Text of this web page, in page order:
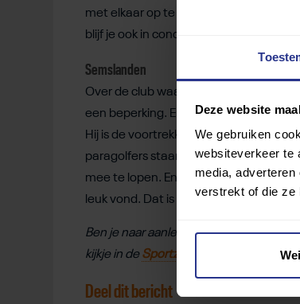
Deze website
We gebruiken
websiteverkeer te
media,
verstrekt of die ze
met elkaar op te lopen en te kletsen.
blijf je ook in conditie.”
Semslanden
Over de club waar hij speelt, is Rikus
een beperking. Er is ooit een lid
Hij is de voortrekker geworden van
paragolfers staan. En we hebben
mee te lopen. En wat ik leuk vond, in
leuk vond. Dat is toch mooi?”
Ben je naar aanleiding van dit verhaal
kijkje in de Sportzoeker voor een club
Deel dit bericht